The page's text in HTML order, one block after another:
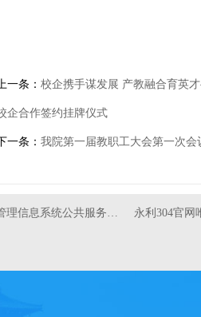
一条： 校企携手谋发展 产教融合育英
企合作签约挂牌仪式
一条： 我院第一届教职工大会第一次会
理信息系统公共服务… 永利304官网